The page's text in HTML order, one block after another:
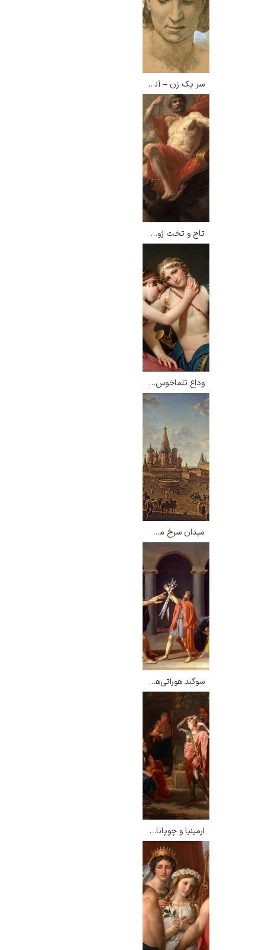
سر یک زن – آنزلم فویرباخ
تاج و تخت ژوپیتر – هاینریش فوگر
وداع تلماخوس و ایکاریس – ژاک لویی داوید
میدان سرخ مسکو – فئودور آلکسیف
سوگند هوراتی‌ها – ژاک لویی داوید
ارمینیا و چوپانان – گیلم گیون لتییر